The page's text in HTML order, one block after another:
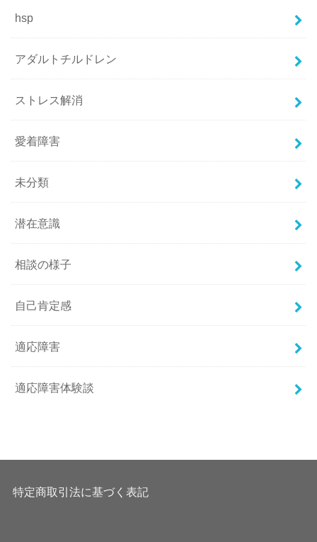
hsp
アダルトチルドレン
ストレス解消
愛着障害
未分類
潜在意識
相談の様子
自己肯定感
適応障害
適応障害体験談
特定商取引法に基づく表記